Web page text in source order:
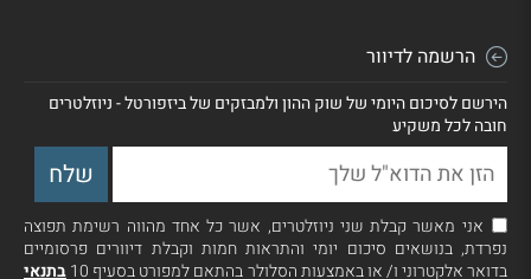
הרשמה לדיוור
הירשם לסיכום היומי של שוק ההון ולמבזקים של ביזפורטל - ניוזלטרים
חובה לכל משקיע
אני מאשר קבלת שני ניוזלטרים, אשר כל אחד מהווה רשימת תפוצה
נפרדת, בנושאים סיכום יומי והתראות חמות וקבלת דיוורים פרסומיים
בדואר אלקטרוני ו/ או באמצעות הסלולר בהתאם למפורט בסעיף 10
בתנאי